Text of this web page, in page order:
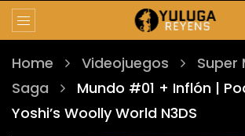
Home Videojuegos
Super
Saga
Mundo #01 + Inflón |
Yoshi’s Woolly World N3DS